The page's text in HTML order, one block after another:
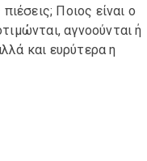
Ποιος είναι ο
αγνοούνται ή
και ευρύτερα η